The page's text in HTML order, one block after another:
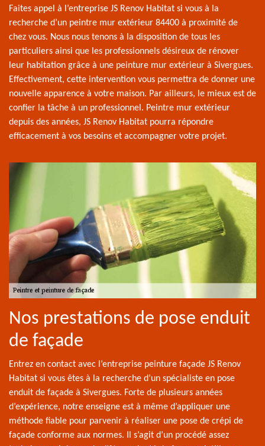
Faites appel à l’entreprise JS Renov Habitat si vous à la
recherche d’un peintre mur extérieur 84400 à proximité de
chez vous. Nous nous tenons à la disposition de tous les
particuliers ainsi que les professionnels désireux de rénover
leur habitation grâce à une peinture mur extérieur à Sivergues.
Effectivement, cette intervention vous permettra de donner une
nouvelle apparence à votre maison. Par ailleurs, le mieux est de
confier la tâche à un professionnel. Peintre mur extérieur
depuis des années, JS Renov Habitat pourra répondre
efficacement à vos besoins et accompagner votre projet.
Nos prestations de pose enduit
de façade
Entrez en contact avec l’entreprise peinture façade JS Renov
Habitat si vous êtes à la recherche d’un spécialiste en pose
enduit de façade à Sivergues. Forte de plusieurs années
d’expérience, notre enseigne est à même d’appliquer une
méthode fiable pour parvenir à réaliser une pose de crépi de
façade conforme aux normes. Il s’agit d’un procédé assez